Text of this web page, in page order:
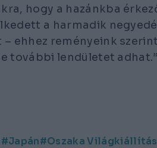
hogy a hazánkba
a harmadik
ehhez reményeink
további lendületet adhat.”
Japán Oszaka Világkiállítás